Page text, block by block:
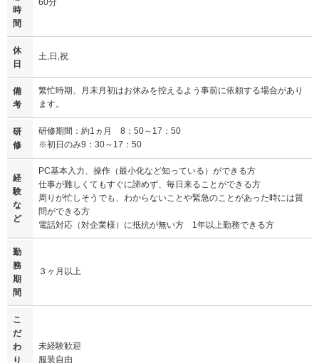
時
間
60分
休
日
土,日,祝
備
考
繁忙時期、月末月初はお休みを控えるよう事前に依頼する場合があり
ます。
研
修
研修期間：約1ヵ月 8：50～17：50
※初日のみ9：30～17：50
経
験
な
ど
PC基本入力、操作（最小化など知っている）ができる方
仕事が難しくてもすぐに諦めず、毎日来ることができる方
周りが忙しそうでも、わからないことや緊急のことがあった時には質
問ができる方
電話対応（対企業様）に抵抗が無い方 1年以上勤務できる方
勤
務
期
間
３ヶ月以上
こ
だ
わ
り
未経験歓迎
服装自由